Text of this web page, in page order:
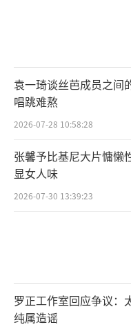
天团、喜庆热闹
东大鼓、让面食
不同地区、各具
《丰收集结号》
彩亮相？让人不禁
袁一琦谈丝芭成员之间
唱跳难熬
2026-07-28 10:58:28
张馨予比基尼大片慵懒
显女人味
2026-07-30 13:39:23
罗正工作室回应争议：
纯属造谣